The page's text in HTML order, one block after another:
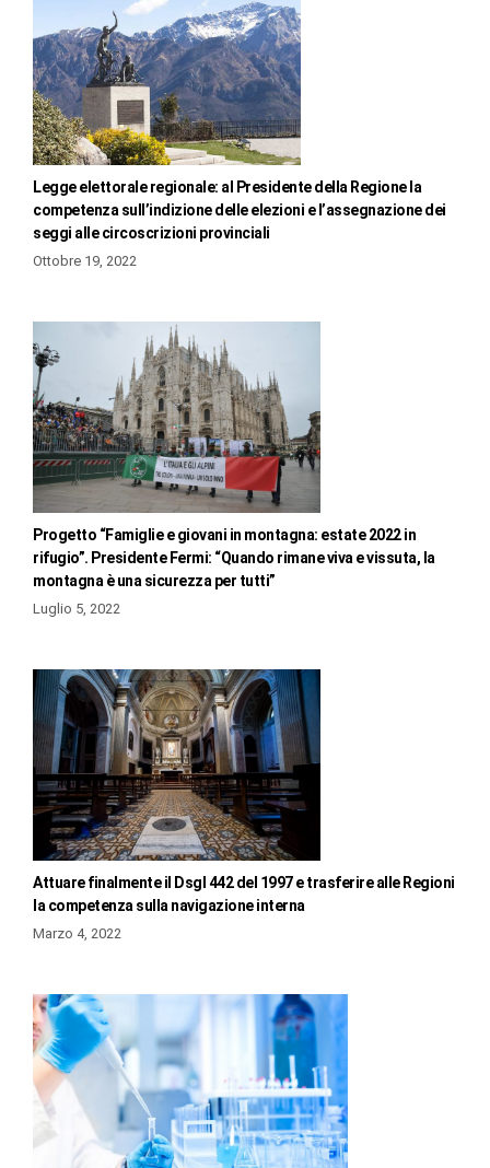
Legge elettorale regionale: al Presidente della Regione la
competenza sull’indizione delle elezioni e l’assegnazione dei
seggi alle circoscrizioni provinciali
Ottobre 19, 2022
Progetto “Famiglie e giovani in montagna: estate 2022 in
rifugio”. Presidente Fermi: “Quando rimane viva e vissuta, la
montagna è una sicurezza per tutti”
Luglio 5, 2022
Attuare finalmente il Dsgl 442 del 1997 e trasferire alle Regioni
la competenza sulla navigazione interna
Marzo 4, 2022